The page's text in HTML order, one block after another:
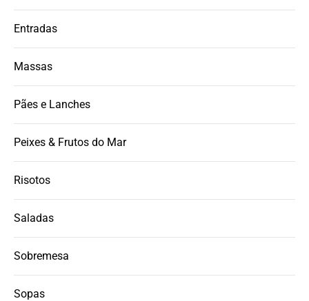
Entradas
Massas
Pães e Lanches
Peixes & Frutos do Mar
Risotos
Saladas
Sobremesa
Sopas